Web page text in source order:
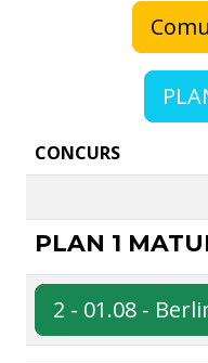
CONCURS
PLAN 1
2 - 01.08 -